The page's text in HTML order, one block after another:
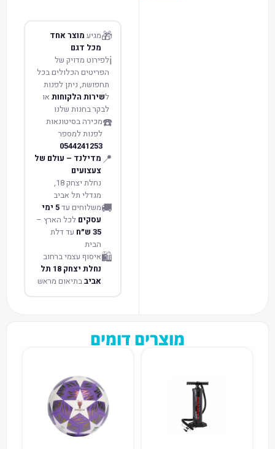
🎁מגיע מוצר אחד
מכל דגם
ℹ️לפירוט מדויק של
הפריטים הכלולים בכל
תחפושת, ניתן לפנות
לשירות הלקוחות או
לבקר בחנות שלנו
☎️מכירה בסיטונאות
לפנות למספר
0544241253
📍 מדילנד – עולם של
צעצועים
נחלת יצחק 18,
מגדלי תל אביב
🚚משלוחים עד 5 ימי
עסקים לכל הארץ –
35 ש״ח
עד דלת
הבית
🛍️איסוף עצמי ברחוב
נחלת יצחק 18 תל
אביבבתיאום מראש
מוצרים דומים